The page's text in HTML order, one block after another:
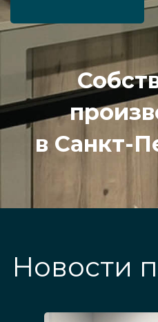
в Санкт-
Новости